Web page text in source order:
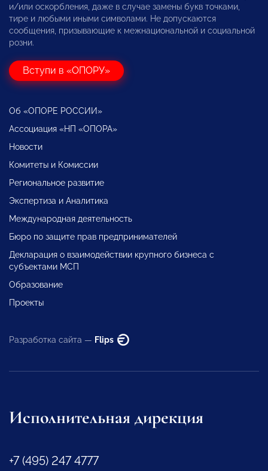
и/или оскорбления, даже в случае замены букв точками,
тире и любыми иными символами. Не допускаются
сообщения, призывающие к межнациональной и социальной
розни.
Вступи в «ОПОРУ»
Об «ОПОРЕ РОССИИ»
Ассоциация «НП «ОПОРА»
Новости
Комитеты и Комиссии
Региональное развитие
Экспертиза и Аналитика
Международная деятельность
Бюро по защите прав предпринимателей
Декларация о взаимодействии крупного бизнеса с
субъектами МСП
Образование
Проекты
Разработка сайта — Flips
Исполнительная дирекция
+7 (495) 247 4777